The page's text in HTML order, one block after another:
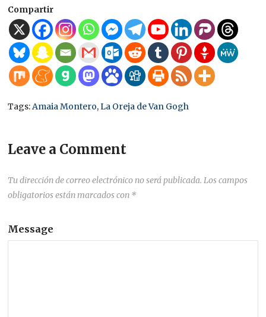
Compartir
Tags: Amaia Montero,La Oreja de Van Gogh
Leave a Comment
Tu dirección de correo electrónico no será publicada. Los campos
obligatorios están marcados con *
Message